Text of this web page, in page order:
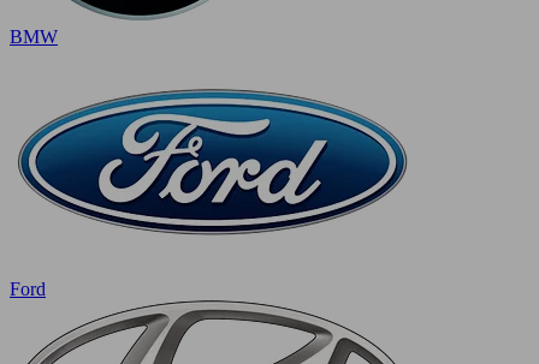
BMW
Ford